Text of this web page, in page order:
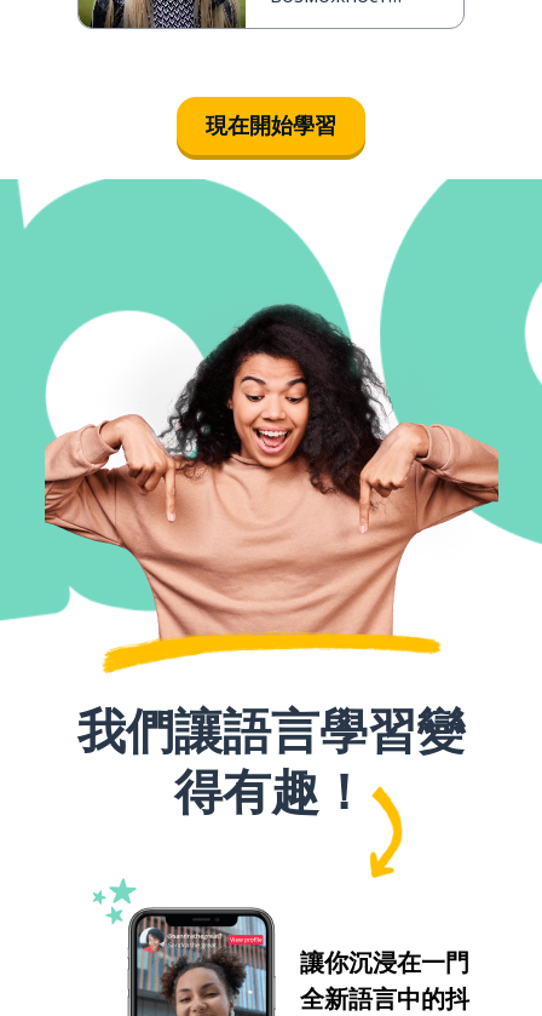
того, что
現在開始學習
我們讓語言學習變
得有趣！
讓你沉浸在一門
全新語言中的抖